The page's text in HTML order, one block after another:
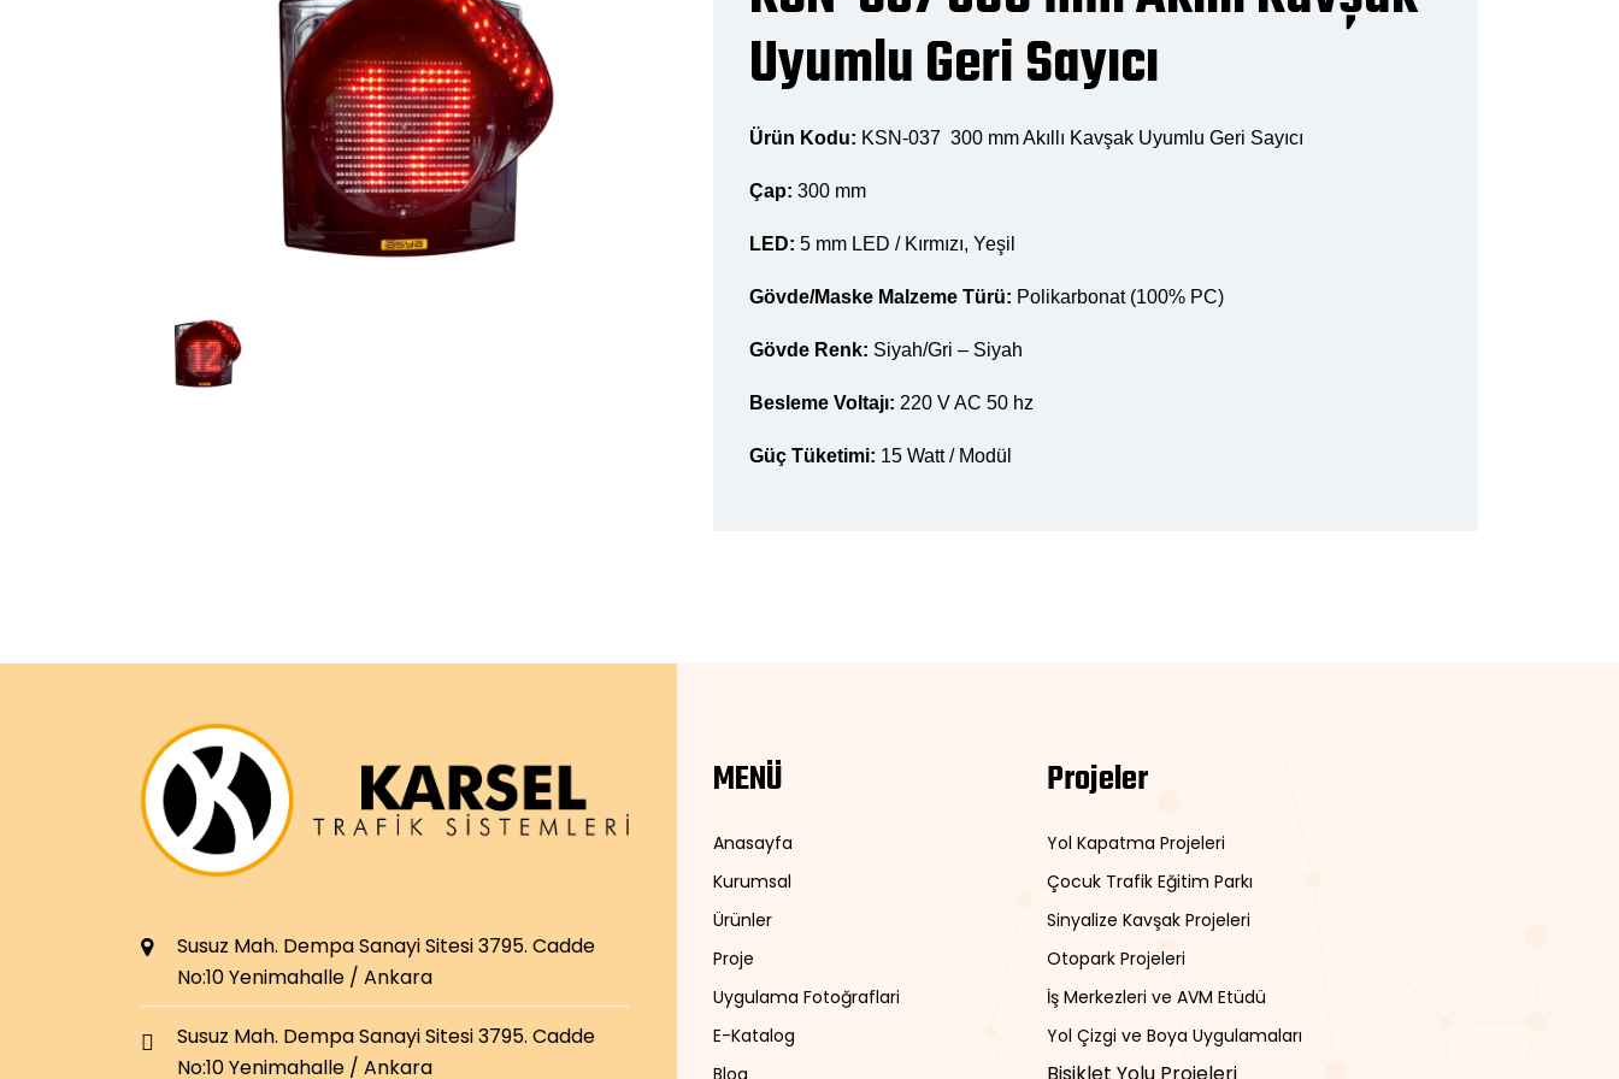
Uyumlu Geri Sayıcı
Ürün Kodu: KSN-037 300 mm Akıllı Kavşak Uyumlu Geri Sayıcı
Çap: 300 mm
LED: 5 mm LED / Kırmızı, Yeşil
Gövde/Maske Malzeme Türü: Polikarbonat (100% PC)
Gövde Renk: Siyah/Gri – Siyah
Besleme Voltajı: 220 V AC 50 hz
Güç Tüketimi: 15 Watt / Modül
Susuz Mah. Dempa Sanayi Sitesi 3795. Cadde
No:10 Yenimahalle / Ankara
Susuz Mah. Dempa Sanayi Sitesi 3795. Cadde
No:10 Yenimahalle / Ankara
MENÜ
Anasayfa
Kurumsal
Ürünler
Proje
Uygulama Fotoğraflari
E-Katalog
Blog
Projeler
Yol Kapatma Projeleri
Çocuk Trafik Eğitim Parkı
Sinyalize Kavşak Projeleri
Otopark Projeleri
İş Merkezleri ve AVM Etüdü
Yol Çizgi ve Boya Uygulamaları